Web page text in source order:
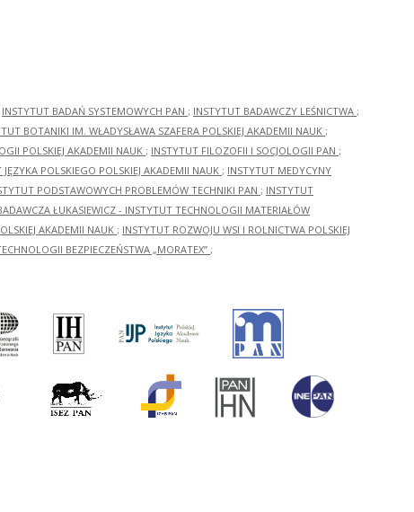
INSTYTUT BADAŃ SYSTEMOWYCH PAN ; INSTYTUT BADAWCZY LEŚNICTWA ;
BOTANIKI IM. WŁADYSŁAWA SZAFERA POLSKIEJ AKADEMII NAUK ;
POLSKIEJ AKADEMII NAUK ; INSTYTUT FILOZOFII I SOCJOLOGII PAN ;
JĘZYKA POLSKIEGO POLSKIEJ AKADEMII NAUK ; INSTYTUT MEDYCYNY
PODSTAWOWYCH PROBLEMÓW TECHNIKI PAN ; INSTYTUT
ŁUKASIEWICZ - INSTYTUT TECHNOLOGII MATERIAŁÓW
AKADEMII NAUK ; INSTYTUT ROZWOJU WSI I ROLNICTWA POLSKIEJ
BEZPIECZEŃSTWA „MORATEX” ;